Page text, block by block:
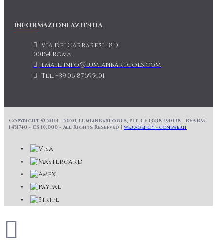
INFORMAZIONI AZIENDA
Via dei Carraresi, 18D
00164 Roma
email: info@lumianbartools.com
Tel: +39 06 87695401
Copyright © 2014 - 2020, LumianBarTools, PI e CF 13238491008 - REA RM-
1431740 - CS 10.000 - All Rights Reserved | web agency - consweb.it